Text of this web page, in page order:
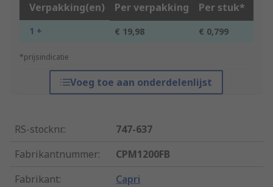
Verpakking(en) Per verpakking Per stuk*
1 + € 19,98 € 0,799
*prijsindicatie
Voeg toe aan onderdelenlijst
RS-stocknr.:
747-637
Fabrikantnummer:
CPM1200FB
Fabrikant: Capri